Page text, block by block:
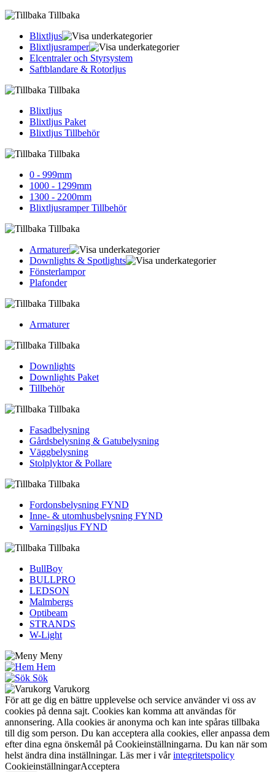
Tillbaka
Blixtljus
Blixtljusramper
Elcentraler och Styrsystem
Saftblandare & Rotorljus
Tillbaka
Blixtljus
Blixtljus Paket
Blixtljus Tillbehör
Tillbaka
0 - 999mm
1000 - 1299mm
1300 - 2200mm
Blixtljusramper Tillbehör
Tillbaka
Armaturer
Downlights & Spotlights
Fönsterlampor
Plafonder
Tillbaka
Armaturer
Tillbaka
Downlights
Downlights Paket
Tillbehör
Tillbaka
Fasadbelysning
Gårdsbelysning & Gatubelysning
Väggbelysning
Stolplyktor & Pollare
Tillbaka
Fordons­belysning FYND
Inne- & utomhus­belysning FYND
Varningsljus FYND
Tillbaka
BullBoy
BULLPRO
LEDSON
Malmbergs
Optibeam
STRANDS
W-Light
Meny
Hem
Sök
Varukorg
För att ge dig en bättre upplevelse och service använder vi oss av
cookies på denna sajt. Cookies kan komma att användas för
annonsering. Alla cookies är anonyma och kan inte spåras tillbaka
till dig som person. Du kan acceptera alla cookies, eller anpassa dem
efter dina egna önskemål på Cookieinställningarna. Du kan när som
helst ändra dina inställningar. Läs mer i vårintegritetspolicy
CookieinställningarAcceptera